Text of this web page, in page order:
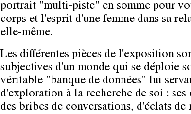
portrait "multi-piste" en somme pour
corps et l'esprit d'une femme dans sa
elle-même.
Les différentes pièces de l'exposition
subjectives d'un monde qui se déploie
véritable "banque de données" lui
d'exploration à la recherche de soi : ses
des bribes de conversations, d'éclats de